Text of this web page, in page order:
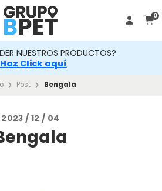
0
¿QUIERES VENDER NUESTROS
Post Bengala
2023 / 12 / 04